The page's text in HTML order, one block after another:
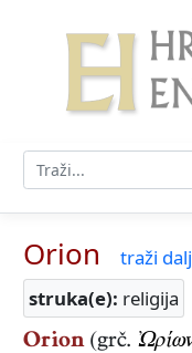
Orion
traži
struka(e): religija
Orion (grč.